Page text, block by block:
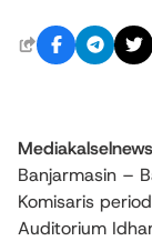
Banjarmasin –
Komisaris
Auditorium